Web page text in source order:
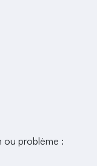
problème :